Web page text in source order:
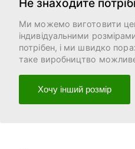
Не знаходите
Ми можемо виготовити
індивідуальними
потрібен, і ми швидко
таке виробництво
Хочу інший розмір